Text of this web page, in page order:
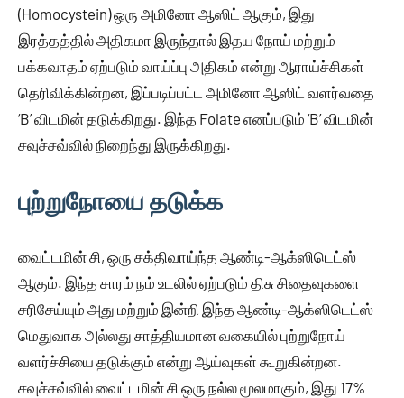
(Homocystein) ஒரு அமினோ ஆஸிட் ஆகும், இது
இரத்தத்தில் அதிகமா இருந்தால் இதய நோய் மற்றும்
பக்கவாதம் ஏற்படும் வாய்ப்பு அதிகம் என்று ஆராய்ச்சிகள்
தெரிவிக்கின்றன, இப்படிப்பட்ட அமினோ ஆஸிட் வளர்வதை
‘B’ விடமின் தடுக்கிறது. இந்த Folate எனப்படும் ‘B’ விடமின்
சவுச்சவ்வில் நிறைந்து இருக்கிறது.
புற்றுநோயை தடுக்க
வைட்டமின் சி, ஒரு சக்திவாய்ந்த ஆண்டி-ஆக்ஸிடெட்ஸ்
ஆகும். இந்த சாரம் நம் உடலில் ஏற்படும் திசு சிதைவுகளை
சரிசேய்யும் அது மற்றும் இன்றி இந்த ஆண்டி-ஆக்ஸிடெட்ஸ்
மெதுவாக அல்லது சாத்தியமான வகையில் புற்றுநோய்
வளர்ச்சியை தடுக்கும் என்று ஆய்வுகள் கூறுகின்றன.
சவுச்சவ்வில் வைட்டமின் சி ஒரு நல்ல மூலமாகும், இது 17%